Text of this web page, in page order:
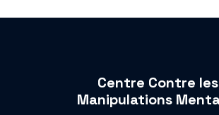
Centre Contre les
Manipulations